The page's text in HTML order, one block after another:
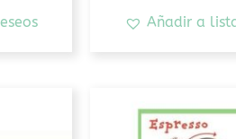
Añadir a